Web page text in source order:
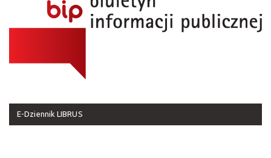
E-Dziennik LIBRUS